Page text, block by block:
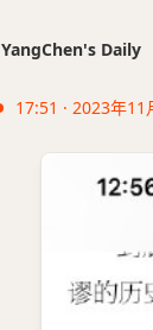
YangChen's Daily
17:51 · 2023年11